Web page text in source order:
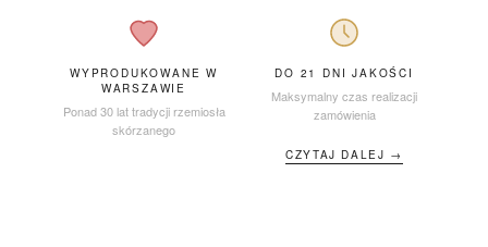
WYPRODUKOWANE W
WARSZAWIE
Ponad 30 lat tradycji rzemiosła
skórzanego
DO 21 DNI JAKOŚCI
Maksymalny czas realizacji
zamówienia
CZYTAJ DALEJ →